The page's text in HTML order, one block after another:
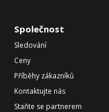
Společnost
Sledování
Ceny
Příběhy zákazníků
Kontaktujte nás
Staňte se partnerem